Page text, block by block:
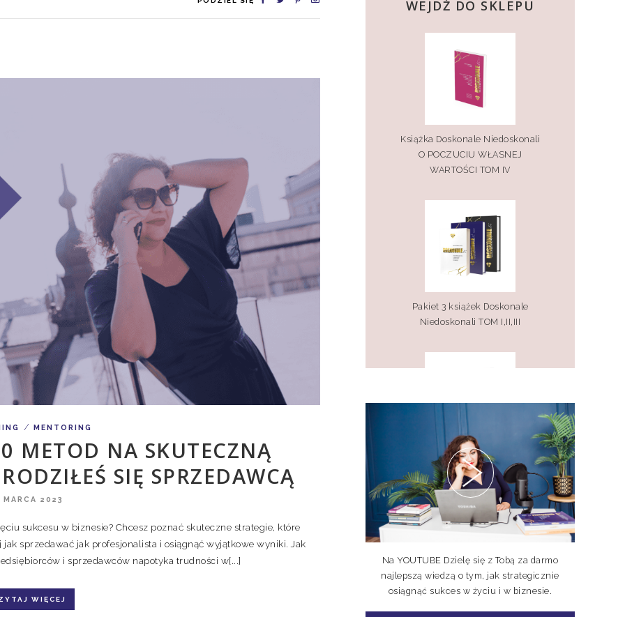
/ MENTORING
METOD NA SKUTECZNĄ
SIĘ SPRZEDAWCĄ
MARCA 2023
sukcesu w biznesie? Chcesz poznać skuteczne strategie, które
sprzedawać jak profesjonalista i osiągnąć wyjątkowe wyniki. Jak
i sprzedawców napotyka trudności w[...]
WIĘCEJ
WEJDŹ DO SKLEPU
Książka Doskonale Niedoskonali
O POCZUCIU WŁASNEJ
WARTOŚCI TOM IV
Pakiet 3 książek Doskonale
Niedoskonali TOM I,II,III
Pakiet 2 książek Doskonale
Niedoskonali TOM I, II
Pakiet książka + e-book
Na YOUTUBE Dzielę się z Tobą za darmo
najlepszą wiedzą o tym, jak strategicznie
osiągnąć sukces w życiu i w biznesie.